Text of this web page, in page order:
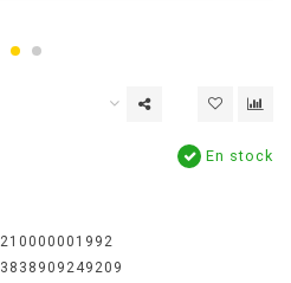
En stock
210000001992
3838909249209